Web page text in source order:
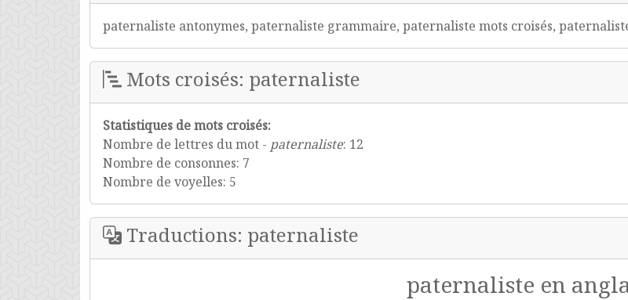
paternaliste antonymes, paternaliste grammaire, paternaliste mots croisés,
Mots croisés: paternaliste
Statistiques de mots croisés:
Nombre de lettres du mot - paternaliste: 12
Nombre de consonnes: 7
Nombre de voyelles: 5
Traductions: paternaliste
paternaliste en